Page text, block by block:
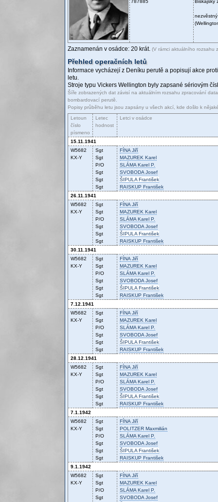
Zaznamenán v osádce: 20 krát. (V rámci aktuálního rozsahu
Přehled operačních letů
Informace vycházejí z Deníku perutě a popisují akce
letu.
Stroje typu Vickers Wellington byly zapsané sériovým
Šíře zobrazených dat závisí na aktuálním rozsahu zpracování
bombardovací perutě.
Popisy průběhu letu jsou zapsány u všech akcí, kde došlo k
Letoun
číslo
písmeno
Letec
hodnost
Letci v osádce
15.11.1941
W5682
KX-Y
Sgt
Sgt
P/O
Sgt
Sgt
Sgt
FÍNAJiří
MAZUREK Karel
SLÁMAKarel P.
SVOBODAJosef
ŠIPULAFrantišek
RAISKUP František
26.11.1941
W5682
KX-Y
Sgt
Sgt
P/O
Sgt
Sgt
Sgt
FÍNAJiří
MAZUREK Karel
SLÁMAKarel P.
SVOBODAJosef
ŠIPULAFrantišek
RAISKUP František
30.11.1941
W5682
KX-Y
Sgt
Sgt
P/O
Sgt
Sgt
Sgt
FÍNAJiří
MAZUREK Karel
SLÁMAKarel P.
SVOBODAJosef
ŠIPULAFrantišek
RAISKUP František
7.12.1941
W5682
KX-Y
Sgt
Sgt
P/O
Sgt
Sgt
Sgt
FÍNAJiří
MAZUREK Karel
SLÁMAKarel P.
SVOBODAJosef
ŠIPULAFrantišek
RAISKUP František
28.12.1941
W5682
KX-Y
Sgt
Sgt
P/O
Sgt
Sgt
Sgt
FÍNAJiří
MAZUREK Karel
SLÁMAKarel P.
SVOBODAJosef
ŠIPULAFrantišek
RAISKUP František
7.1.1942
W5682
KX-Y
Sgt
Sgt
P/O
Sgt
Sgt
Sgt
FÍNAJiří
POLITZER Maxmilián
SLÁMAKarel P.
SVOBODAJosef
ŠIPULAFrantišek
RAISKUP František
9.1.1942
W5682
KX-Y
Sgt
Sgt
P/O
Sgt
FÍNAJiří
MAZUREK Karel
SLÁMAKarel P.
SVOBODAJosef